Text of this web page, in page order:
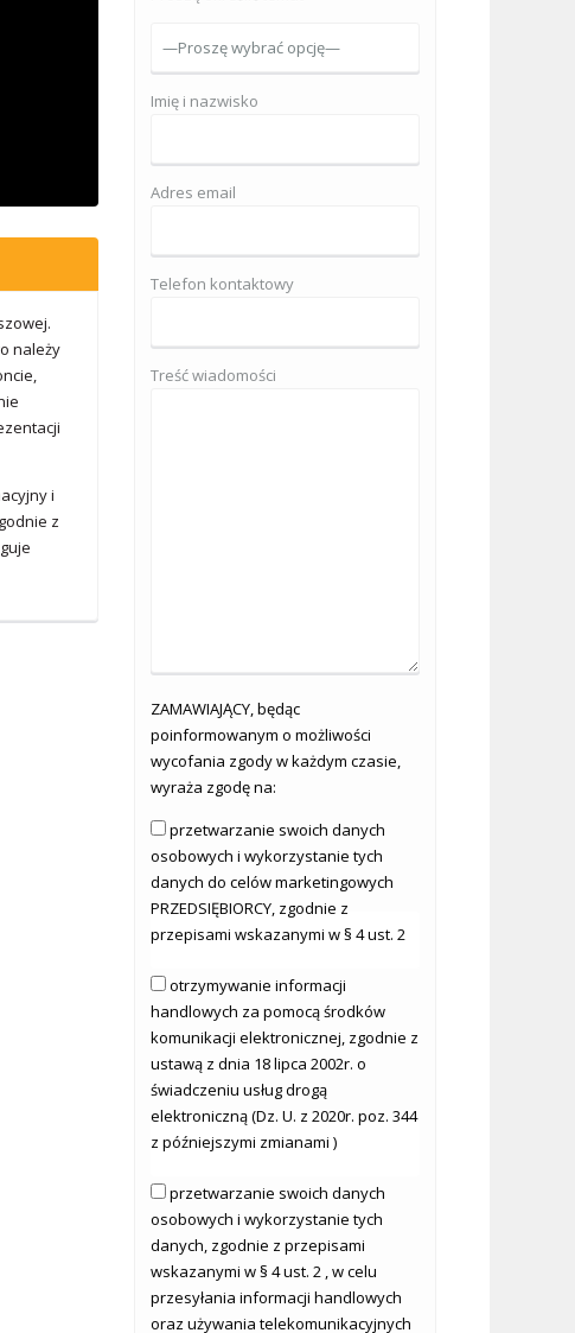
należy
i
z
Imię i nazwisko
Adres email
Telefon kontaktowy
Treść wiadomości
ZAMAWIAJĄCY, będąc
poinformowanym o możliwości
wycofania zgody w każdym czasie,
wyraża zgodę na:
przetwarzanie swoich danych
osobowych i wykorzystanie tych
danych do celów marketingowych
PRZEDSIĘBIORCY, zgodnie z
przepisami wskazanymi w § 4 ust. 2
otrzymywanie informacji
handlowych za pomocą środków
komunikacji elektronicznej, zgodnie z
ustawą z dnia 18 lipca 2002r. o
świadczeniu usług drogą
elektroniczną (Dz. U. z 2020r. poz. 344
z późniejszymi zmianami )
przetwarzanie swoich danych
osobowych i wykorzystanie tych
danych, zgodnie z przepisami
wskazanymi w § 4 ust. 2 , w celu
przesyłania informacji handlowych
oraz używania telekomunikacyjnych